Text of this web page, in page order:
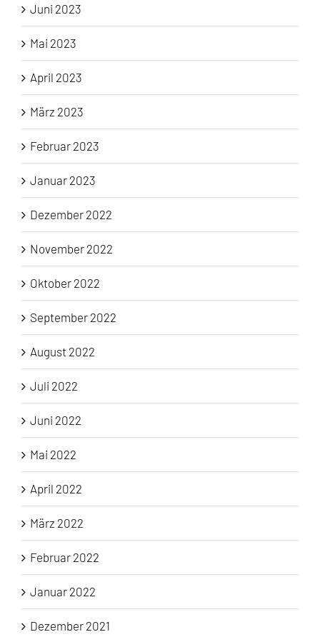
Juni 2023
Mai 2023
April 2023
März 2023
Februar 2023
Januar 2023
Dezember 2022
November 2022
Oktober 2022
September 2022
August 2022
Juli 2022
Juni 2022
Mai 2022
April 2022
März 2022
Februar 2022
Januar 2022
Dezember 2021